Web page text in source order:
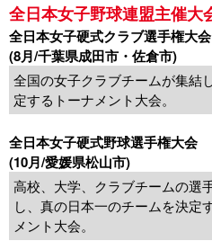
全日本女子野球連盟主催大
全日本女子硬式クラブ選手権大会
(8月/千葉県成田市・佐倉市)
全国の女子クラブチームが集結
定するトーナメント大会。
全日本女子硬式野球選手権大会
(10月/愛媛県松山市)
高校、大学、クラブチームの選
し、真の日本一のチームを決定
メント大会。